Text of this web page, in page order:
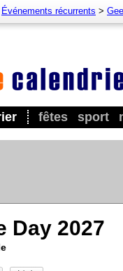
fêtes sport
Événements récurrents >
Day 2027